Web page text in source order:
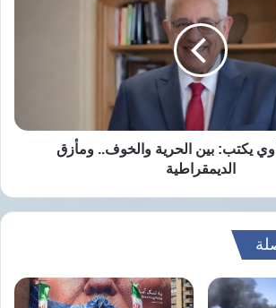
يكتب: بين الحرية والخوف.. ومأزق
الديمقراطية